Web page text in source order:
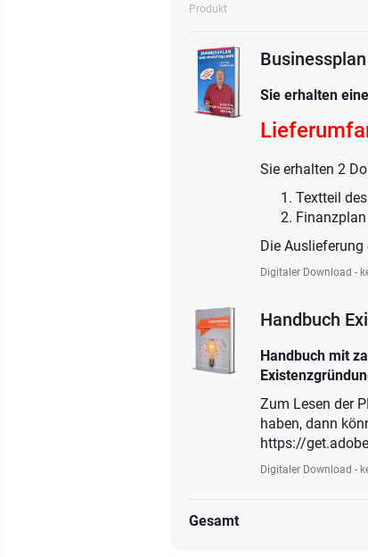
Produkt
Sie erhalten
Sie erhalten 2
Textteil
Die
Digitaler Download -
Handbuch
Handbuch mit
Zum Lesen der
haben, dann
https://
Digitaler Download -
Gesamt